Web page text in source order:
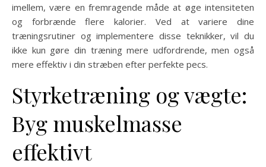
imellem, være en fremragende måde at øge intensiteten
og forbrænde flere kalorier. Ved at variere dine
træningsrutiner og implementere disse teknikker, vil du
ikke kun gøre din træning mere udfordrende, men også
mere effektiv i din stræben efter perfekte pecs.
Styrketræning og vægte:
Byg muskelmasse
effektivt